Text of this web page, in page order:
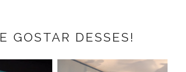
GOSTAR DESSES!